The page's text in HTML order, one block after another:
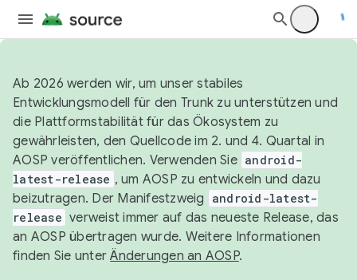
Ab 2026 werden wir, um unser stabiles
Entwicklungsmodell für den Trunk zu unterstützen und
die Plattformstabilität für das Ökosystem zu
gewährleisten, den Quellcode im 2. und 4. Quartal in
AOSP veröffentlichen. Verwenden Sie android-
latest-release , um AOSP zu entwickeln und dazu
beizutragen. Der Manifestzweig
android-latest-
release verweist immer auf das neueste Release, das
an AOSP übertragen wurde. Weitere Informationen
finden Sie unterÄnderungen an AOSP.